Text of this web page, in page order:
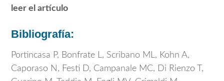
leer el artículo
Bibliografía:
Portincasa P, Bonfrate L, Scribano ML, Kohn A,
Caporaso N, Festi D, Campanale MC, Di Rienzo T,